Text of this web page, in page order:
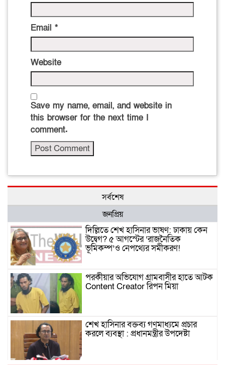
Email *
Website
Save my name, email, and website in
this browser for the next time I
comment.
সর্বশেষ
জনপ্রিয়
দিল্লিতে শেখ হাসিনার ভাষণ: ঢাকায় কেন
উদ্বেগ? ৫ আগস্টের ‘রাজনৈতিক
ভূমিকম্প’ও নেপথ্যের সমীকরণ!
পরকীয়ার অভিযোগ গ্রামবাসীর হাতে আটক
Content Creator রিপন মিয়া
শেখ হাসিনার বক্তব্য গণমাধ্যমে প্রচার
করলে ব্যবস্থা : প্রধানমন্ত্রীর উপদেষ্টা